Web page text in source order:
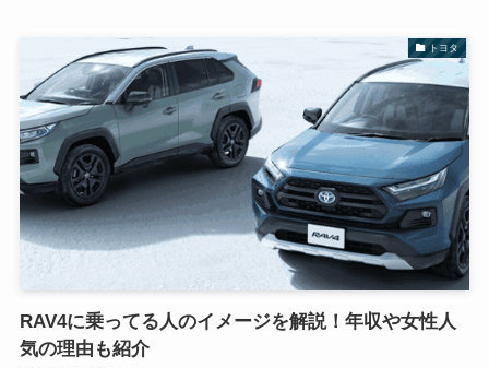
トヨタ
RAV4に乗ってる人のイメージを解説！年収や女性人
気の理由も紹介